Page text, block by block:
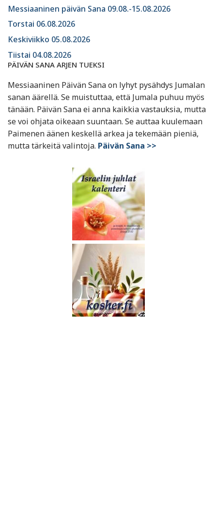
Messiaaninen päivän Sana 09.08.-15.08.2026
Torstai 06.08.2026
Keskiviikko 05.08.2026
Tiistai 04.08.2026
PÄIVÄN SANA ARJEN TUEKSI
Messiaaninen Päivän Sana on lyhyt pysähdys Jumalan
sanan äärellä. Se muistuttaa, että Jumala puhuu myös
tänään. Päivän Sana ei anna kaikkia vastauksia, mutta
se voi ohjata oikeaan suuntaan. Se auttaa kuulemaan
Paimenen äänen keskellä arkea ja tekemään pieniä,
mutta tärkeitä valintoja. Päivän Sana >>